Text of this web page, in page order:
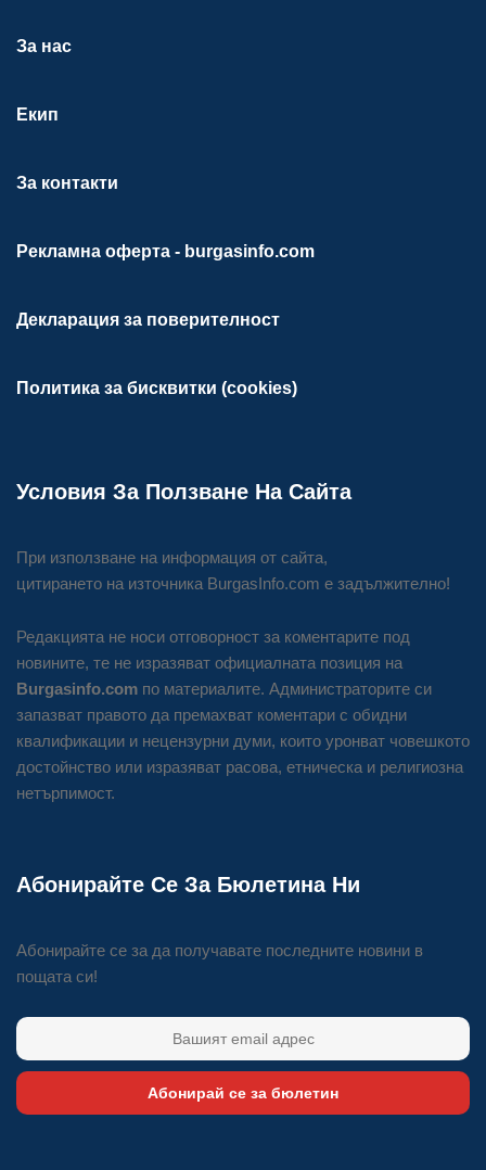
За нас
Екип
За контакти
Рекламна оферта - burgasinfo.com
Декларация за поверителност
Политика за бисквитки (cookies)
Условия За Ползване На Сайта
При използване на информация от сайта,
цитирането на източника BurgasInfo.com е задължително!
Редакцията не носи отговорност за коментарите под
новините, те не изразяват официалната позиция на
Burgasinfo.com по материалите. Администраторите си
запазват правото да премахват коментари с обидни
квалификации и нецензурни думи, които уронват човешкото
достойнство или изразяват расова, етническа и религиозна
нетърпимост.
Абонирайте Се За Бюлетина Ни
Абонирайте се за да получавате последните новини в
пощата си!
Абонирай се за бюлетин